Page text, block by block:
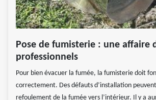
Pose de fumisterie : une affaire
professionnels
Pour bien évacuer la fumée, la fumisterie doit
correctement. Des défauts d’installation
refoulement de la fumée vers l’intérieur. Il y a